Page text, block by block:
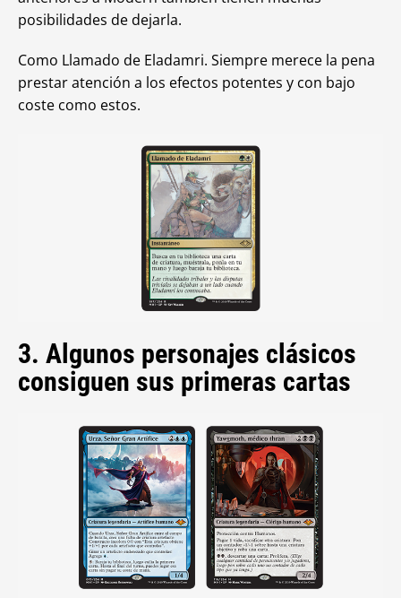
posibilidades de dejarla.
Como Llamado de Eladamri. Siempre merece la pena
prestar atención a los efectos potentes y con bajo
coste como estos.
3. Algunos personajes clásicos
consiguen sus primeras cartas